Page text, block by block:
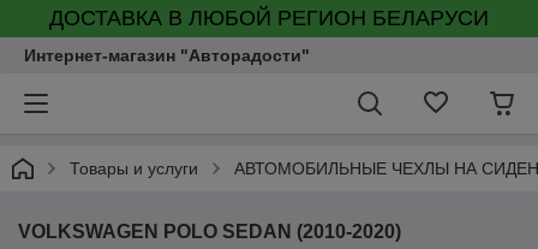
ДОСТАВКА В ЛЮБОЙ РЕГИОН БЕЛАРУСИ
Интернет-магазин "Авторадости"
Товары и услуги АВТОМОБИЛЬНЫЕ ЧЕХЛЫ НА
VOLKSWAGEN POLO SEDAN (2010-2020)